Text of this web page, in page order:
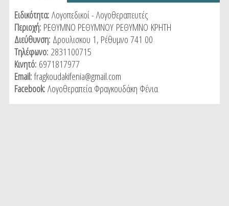
tab)
Ειδικότητα:Λογοπεδικοί - Λογοθεραπευτές
Περιοχή: ΡΕΘΥΜΝΟ ΡΕΘΥΜΝΟΥ ΡΕΘΥΜΝΟ ΚΡΗΤΗ
Διεύθυνση: Δρουλισκου 1, Ρέθυμνο 741 00
Τηλέφωνο: 2831100715
Κινητό: 6971817977
Email:fragkoudakifenia@gmail.com
Facebook:Λογοθεραπεία Φραγκουδάκη Φένια